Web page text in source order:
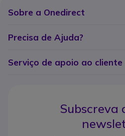
Sobre a Onedirect
Precisa de Ajuda?
Serviço de apoio ao cliente
Subscreva